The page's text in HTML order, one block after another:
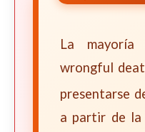
La
wrongful
presentarse
a partir de la